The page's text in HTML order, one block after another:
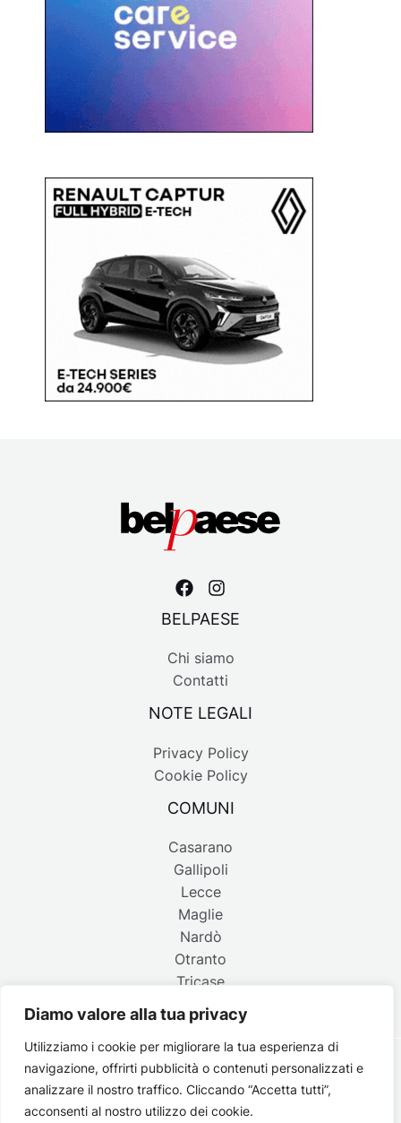
Diamo valore alla tua privacy
Utilizziamo i cookie per migliorare la tua esperienza di
navigazione, offrirti pubblicità o contenuti personalizzati e
analizzare il nostro traffico. Cliccando “Accetta tutti”,
acconsenti al nostro utilizzo dei cookie.
BELPAESE
Chi siamo
Contatti
NOTE LEGALI
Privacy Policy
Cookie Policy
COMUNI
Casarano
Gallipoli
Lecce
Maglie
Nardò
Otranto
Tricase
Copyright © 2026 Belpaese | Periodico d'informazione del
Salento - P.IVA 4637850753 - Testata registrata il 18 gennaio